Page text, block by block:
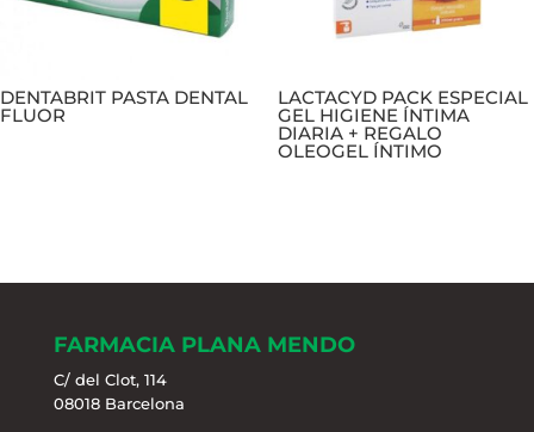
DENTABRIT PASTA DENTAL
FLUOR
LACTACYD PACK ESPECIAL
GEL HIGIENE ÍNTIMA
DIARIA + REGALO
OLEOGEL ÍNTIMO
FARMACIA PLANA MENDO
C/ del Clot, 114
08018 Barcelona